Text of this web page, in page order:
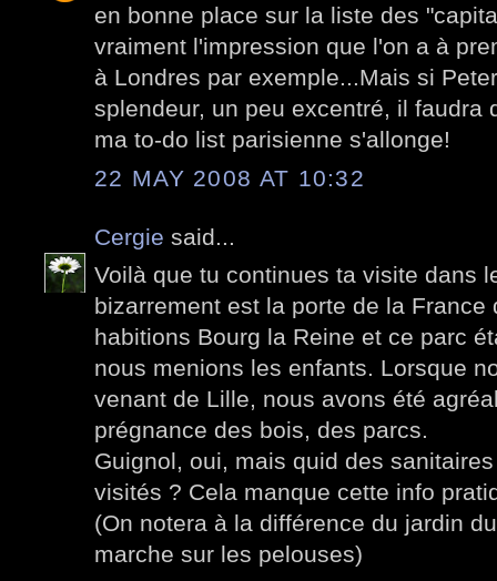
en bonne place sur la liste des
vraiment l'impression que l'on a à
à Londres par exemple...Mais si
splendeur, un peu excentré, il faudra
ma to-do list parisienne s'allonge!
22 MAY 2008 AT 10:32
Cergie said...
Voilà que tu continues ta visite dans
bizarrement est la porte de la France
habitions Bourg la Reine et ce parc
nous menions les enfants. Lorsque
venant de Lille, nous avons été
prégnance des bois, des parcs.
Guignol, oui, mais quid des
visités ? Cela manque cette info
(On notera à la différence du jardin
marche sur les pelouses)